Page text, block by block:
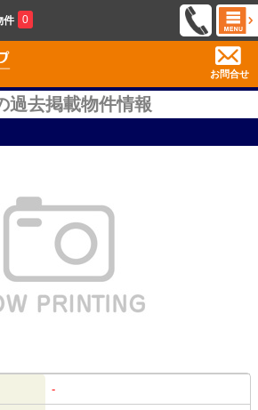
件 0
お問合せ
過去掲載物件情報
-